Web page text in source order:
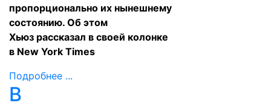
пропорционально их нынешнему
состоянию. Об этом
Хьюз рассказал в своей колонке
в New York Times
Подробнее ...
В